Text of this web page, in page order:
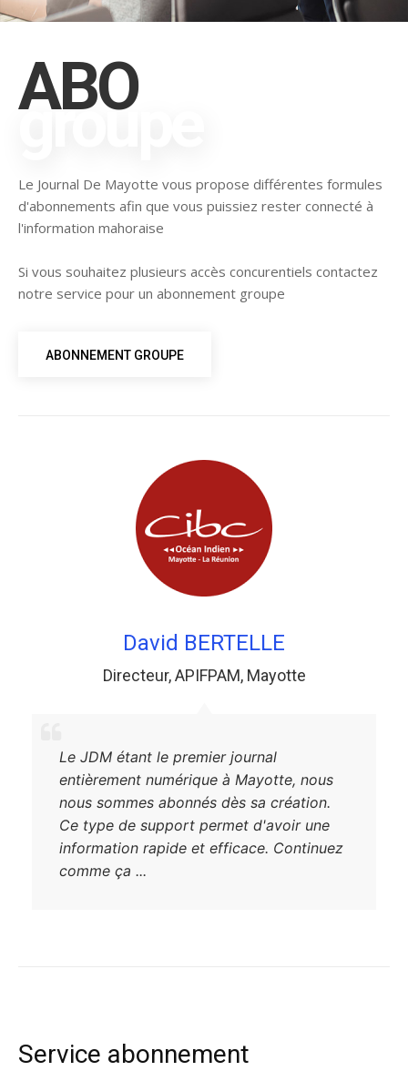
ABO
groupe
Le Journal De Mayotte vous propose différentes formules
d'abonnements afin que vous puissiez rester connecté à
l'information mahoraise
Si vous souhaitez plusieurs accès concurentiels contactez
notre service pour un abonnement groupe
ABONNEMENT GROUPE
David BERTELLE
Directeur,APIFPAM, Mayotte
Le JDM étant le premier journal
entièrement numérique à Mayotte, nous
nous sommes abonnés dès sa création.
Ce type de support permet d'avoir une
information rapide et efficace. Continuez
comme ça ...
Service abonnement